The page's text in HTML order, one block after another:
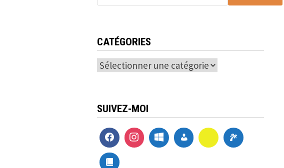
CATÉGORIES
Catégories
SUIVEZ-MOI